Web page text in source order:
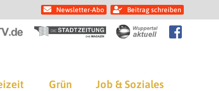
Newsletter-Abo Beitrag schreiben
Grün Job & Soziales